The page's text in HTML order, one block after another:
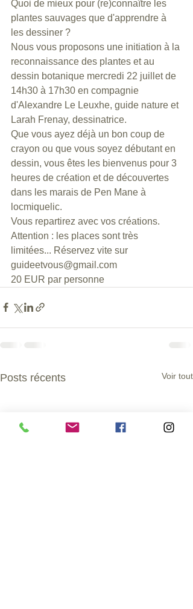
Quoi de mieux pour (re)connaître les
plantes sauvages que d'apprendre à
les dessiner ?
Nous vous proposons une initiation à la
reconnaissance des plantes et au
dessin botanique mercredi 22 juillet de
14h30 à 17h30 en compagnie
d'Alexandre Le Leuxhe, guide nature et
Larah Frenay, dessinatrice.
Que vous ayez déjà un bon coup de
crayon ou que vous soyez débutant en
dessin, vous êtes les bienvenus pour 3
heures de création et de découvertes
dans les marais de Pen Mane à
locmiquelic.
Vous repartirez avec vos créations.
Attention : les places sont très
limitées... Réservez vite sur
guideetvous@gmail.com
20 EUR par personne
Posts récents Voir tout